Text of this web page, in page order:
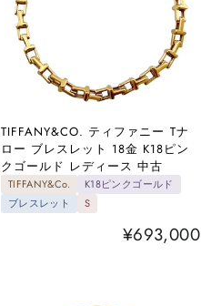
TIFFANY&CO. ティファニー Tナ
ロー ブレスレット 18金 K18ピン
クゴールド レディース 中古
TIFFANY&Co.
K18ピンクゴールド
ブレスレット
S
¥693,000